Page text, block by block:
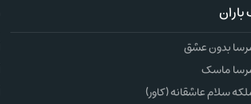
بدون عشق
ماسک
سلام عاشقانه (کاور)